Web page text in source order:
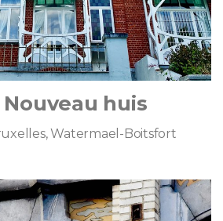
huis
Watermael-Boitsfort